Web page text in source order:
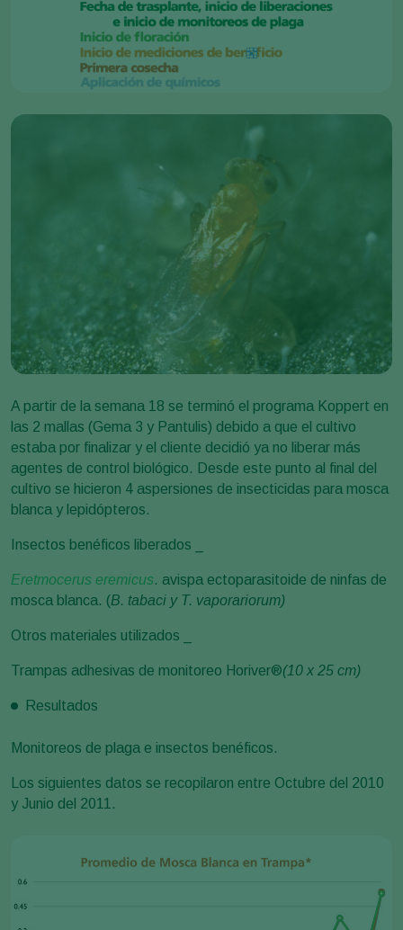
A partir de la semana 18 se terminó el programa Koppert en
las 2 mallas (Gema 3 y Pantulis) debido a que el cultivo
estaba por finalizar y el cliente decidió ya no liberar más
agentes de control biológico. Desde este punto al final del
cultivo se hicieron 4 aspersiones de insecticidas para mosca
blanca y lepidópteros.
Insectos benéficos liberados _
Eretmocerus eremicus. avispa ectoparasitoide de ninfas de
mosca blanca. (B. tabaci y T. vaporariorum)
Otros materiales utilizados _
Trampas adhesivas de monitoreo Horiver®(10 x 25 cm)
Resultados
Monitoreos de plaga e insectos benéficos.
Los siguientes datos se recopilaron entre Octubre del 2010
y Junio del 2011.